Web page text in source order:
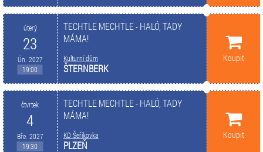
úterý
23
Ún. 2027
19:00
TECHTLE MECHTLE - HALÓ, TADY
MÁMA!
Kulturní dům
ŠTERNBERK
Koupit
čtvrtek
4
Bře. 2027
19:30
TECHTLE MECHTLE - HALÓ, TADY
MÁMA!
KD Šeříkovka
PLZEŇ
Koupit